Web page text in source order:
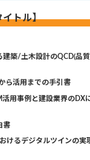
イトル】
建築/土木設計のQCD(品
ら活用までの手引書
活用事例と建設業界のDX
書
けるデジタルツインの実